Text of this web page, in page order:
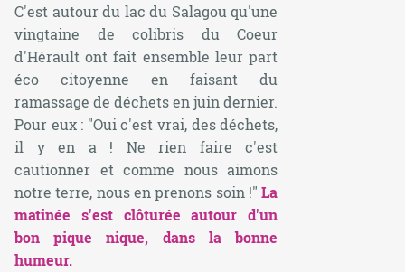
C'est autour du lac du Salagou qu'une
vingtaine de colibris du Coeur
d'Hérault ont fait ensemble leur part
éco citoyenne en faisant du
ramassage de déchets en juin dernier.
Pour eux : "Oui c'est vrai, des déchets,
il y en a ! Ne rien faire c'est
cautionner et comme nous aimons
notre terre, nous en prenons soin !"La
matinée s'est clôturée autour d'un
bon pique nique, dans la bonne
humeur.